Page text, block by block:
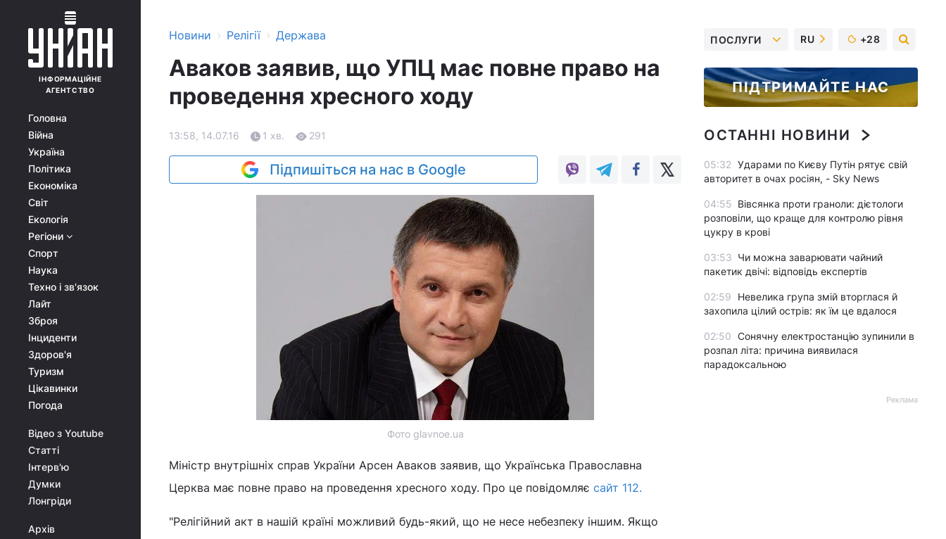
ІНФОРМАЦІЙНЕ
АГЕНТСТВО
Головна
Війна
Україна
Політика
Економіка
Світ
Екологія
Регіони
Спорт
Наука
Техно і зв'язок
Лайт
Зброя
Інциденти
Здоров'я
Туризм
Цікавинки
Погода
Відео з Youtube
Статті
Інтерв'ю
Думки
Лонгріди
Архів
Новини › Релігії › Держава
Аваков заявив, що УПЦ має повне право на
проведення хресного ходу
13:58, 14.07.16 1 хв. 291
Підпишіться на нас в Google
Фото glavnoe.ua
Міністр внутрішніх справ України Арсен Аваков заявив, що Українська Православна
Церква має повне право на проведення хресного ходу. Про це повідомляє сайт 112.
"Релігійний акт в нашій країні можливий будь-який, що не несе небезпеку іншим. Якщо
ПОСЛУГИ RU +28
ПІДТРИМАЙТЕ НАС
ОСТАННІ НОВИНИ
05:32 Ударами по Києву Путін рятує свій
авторитет в очах росіян, - Sky News
04:55 Вівсянка проти граноли: дієтологи
розповіли, що краще для контролю рівня
цукру в крові
03:53 Чи можна заварювати чайний
пакетик двічі: відповідь експертів
02:59
Невелика група змій вторглася й
захопила цілий острів: як їм це вдалося
02:50 Сонячну електростанцію зупинили в
розпал літа: причина виявилася
парадоксальною
Реклама